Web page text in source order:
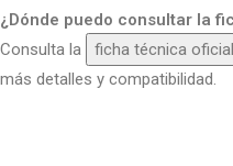
¿Dónde puedo consultar la
Consulta la
ficha técnica
más detalles y compatibilidad.